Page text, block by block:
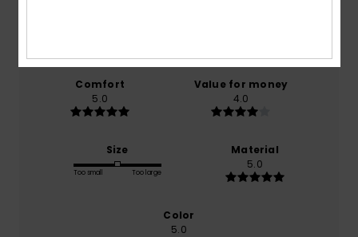
Comfort
5.0
Value for money
4.0
Size
Too small Too large
Material
5.0
Color
5.0